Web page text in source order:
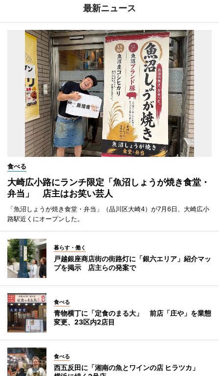
最新ニュース
食べる
大崎広小路にランチ限定「魚沼しょうが焼き食堂・
弁当」 店主はお笑い芸人
「魚沼しょうが焼き食堂・弁当」（品川区大崎4）が7月6日、大崎広小
路駅近くにオープンした。
暮らす・働く
戸越銀座商店街の街路灯に「銀六エリア」紹介マッ
プを掲示 店主らの発案で
食べる
青物横丁に「定食のまる大」 前店「庄や」を業態
変更、23区内2店目
食べる
西五反田に「湘南の魚とワインの店 ヒラツカ」